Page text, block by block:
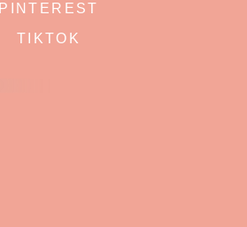
PINTEREST
TIKTOK